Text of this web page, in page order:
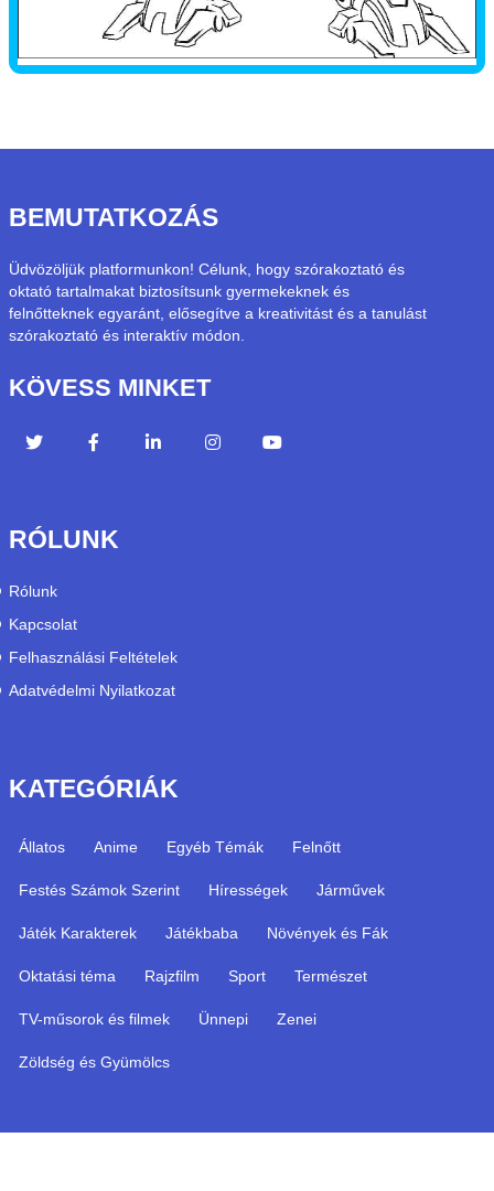
BEMUTATKOZÁS
Üdvözöljük platformunkon! Célunk, hogy szórakoztató és
oktató tartalmakat biztosítsunk gyermekeknek és
felnőtteknek egyaránt, elősegítve a kreativitást és a tanulást
szórakoztató és interaktív módon.
KÖVESS MINKET
RÓLUNK
Rólunk
Kapcsolat
Felhasználási Feltételek
Adatvédelmi Nyilatkozat
KATEGÓRIÁK
Állatos Anime Egyéb Témák Felnőtt
Festés Számok Szerint Hírességek Járművek
Játék Karakterek Játékbaba Növények és Fák
Oktatási téma Rajzfilm Sport Természet
TV-műsorok és filmek Ünnepi Zenei
Zöldség és Gyümölcs